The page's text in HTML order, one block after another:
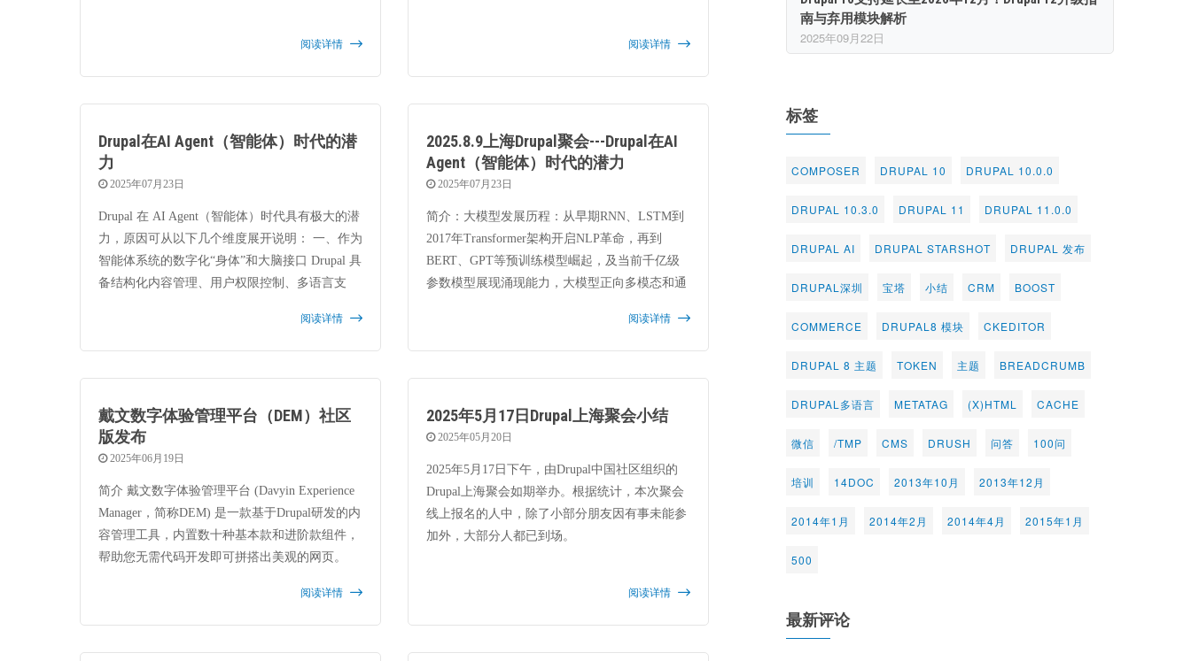
阅读详情 阅读详情
Drupal在AI Agent（智能体）时代的潜
力
2025年07月23日
Drupal 在 AI Agent（智能体）时代具有极大的潜
力，原因可从以下几个维度展开说明： 一、作为
智能体系统的数字化“身体”和大脑接口 Drupal 具
备结构化内容管理、用户权限控制、多语言支
前端接口、身份容器、任务分发中心的理想平
台：
阅读详情
2025.8.9上海Drupal聚会---Drupal在AI
Agent（智能体）时代的潜力
2025年07月23日
简介：大模型发展历程：从早期RNN、LSTM到
2017年Transformer架构开启NLP革命，再到
BERT、GPT等预训练模型崛起，及当前千亿级
参数模型展现涌现能力，大模型正向多模态和通
阅读详情
戴文数字体验管理平台（DEM）社区
版发布
2025年06月19日
简介 戴文数字体验管理平台 (Davyin Experience
Manager，简称DEM) 是一款基于Drupal研发的内
容管理工具，内置数十种基本款和进阶款组件，
帮助您无需代码开发即可拼搭出美观的网页。
阅读详情
2025年5月17日Drupal上海聚会小结
2025年05月20日
2025年5月17日下午，由Drupal中国社区组织的
Drupal上海聚会如期举办。根据统计，本次聚会
线上报名的人中，除了小部分朋友因有事未能参
加外，大部分人都已到场。
阅读详情
南与弃用模块解析
2025年09月22日
标签
COMPOSER DRUPAL 10 DRUPAL 10.0.0
DRUPAL 10.3.0 DRUPAL 11 DRUPAL 11.0.0
DRUPAL AI DRUPAL STARSHOT DRUPAL 发布
DRUPAL深圳 宝塔 小结 CRM BOOST
COMMERCE DRUPAL8 模块 CKEDITOR
DRUPAL 8 主题 TOKEN 主题 BREADCRUMB
DRUPAL多语言 METATAG (X)HTML CACHE
微信 /TMP CMS DRUSH 问答 100问
培训 14DOC 2013年10月 2013年12月
2014年1月 2014年2月 2014年4月 2015年1月
500
最新评论